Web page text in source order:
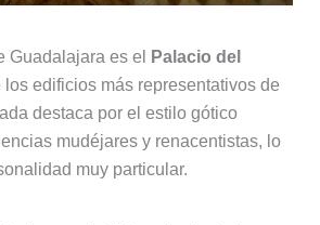
Guadalajara es el
Palacio del
los edificios más representativos de
destaca por el estilo gótico
mudéjares y renacentistas, lo
muy particular.